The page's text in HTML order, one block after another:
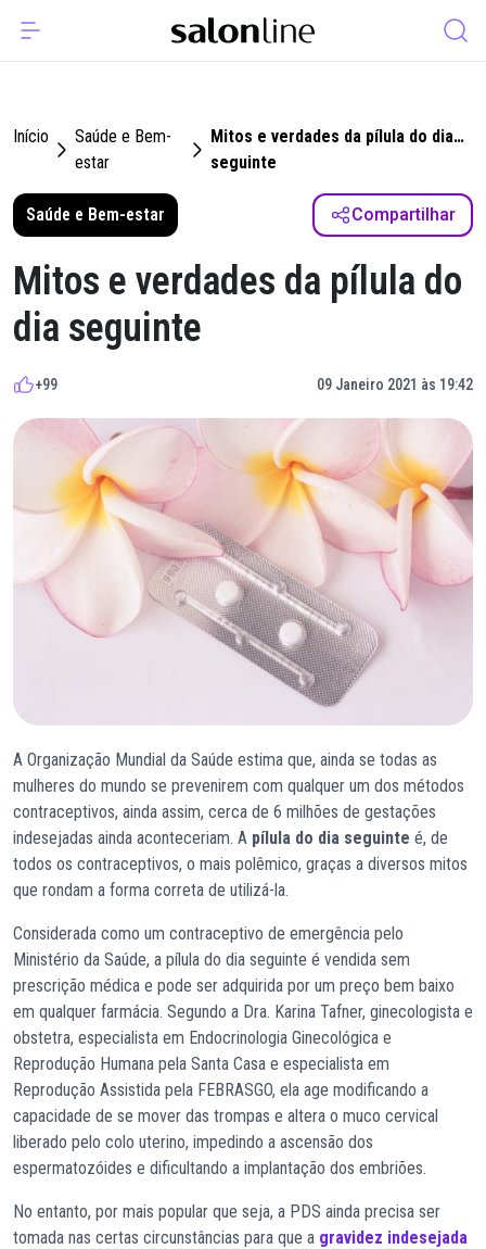
Início
Saúde e Bem-
estar
Mitos e verdades da pílula do dia
seguinte
Saúde e Bem-estar Compartilhar
Mitos e verdades da pílula do
dia seguinte
+99 09 Janeiro 2021 às 19:42
A Organização Mundial da Saúde estima que, ainda se todas as
mulheres do mundo se prevenirem com qualquer um dos métodos
contraceptivos, ainda assim, cerca de 6 milhões de gestações
indesejadas ainda aconteceriam. A pílula do dia seguinte é, de
todos os contraceptivos, o mais polêmico, graças a diversos mitos
que rondam a forma correta de utilizá-la.
Considerada como um contraceptivo de emergência pelo
Ministério da Saúde, a pílula do dia seguinte é vendida sem
prescrição médica e pode ser adquirida por um preço bem baixo
em qualquer farmácia. Segundo a Dra. Karina Tafner, ginecologista e
obstetra, especialista em Endocrinologia Ginecológica e
Reprodução Humana pela Santa Casa e especialista em
Reprodução Assistida pela FEBRASGO, ela age modificando a
capacidade de se mover das trompas e altera o muco cervical
liberado pelo colo uterino, impedindo a ascensão dos
espermatozóides e dificultando a implantação dos embriões.
No entanto, por mais popular que seja, a PDS ainda precisa ser
tomada nas certas circunstâncias para que a gravidez indesejada